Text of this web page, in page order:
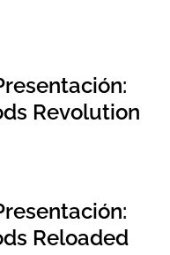
Revolution
Reloaded